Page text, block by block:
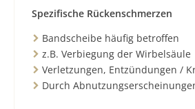
Spezifische Rückenschmerzen
Bandscheibe häufig betroffen
z.B. Verbiegung der Wirbelsäule
Verletzungen, Entzündungen /
Durch